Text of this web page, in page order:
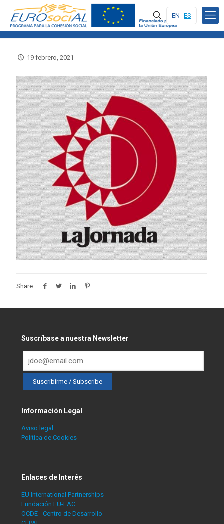
EN ES
19 febrero, 2021
Share
Suscríbase a nuestra Newsletter
Información Legal
Aviso legal
Política de Cookies
Enlaces de Interés
EU International Partnerships
Fundación EU-LAC
OCDE - Centro de Desarrollo